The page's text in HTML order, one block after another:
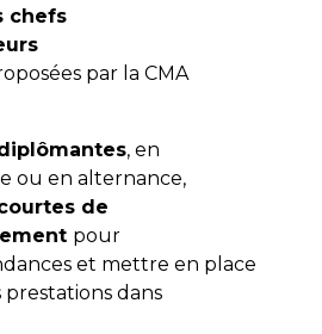
chefs
par la CMA
, en
ou en alternance,
de
pour
et mettre en place
dans